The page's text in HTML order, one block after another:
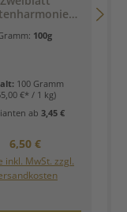
Tee - Zart.
100g
100 Gramm
€* / 1 kg)
ab 3,45 €
Regulärer Preis:
6,50 €
inkl. MwSt. zzgl.